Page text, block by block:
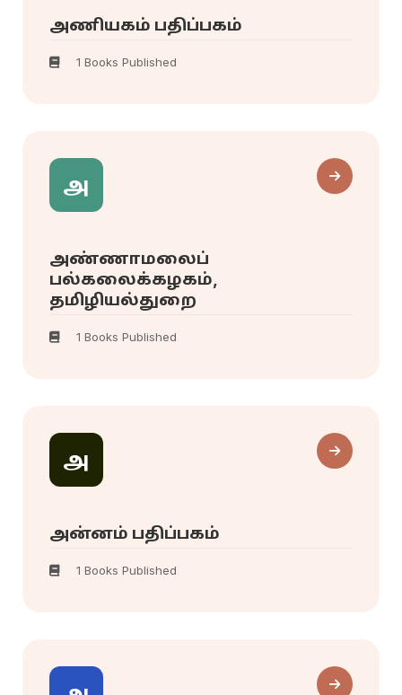
அணியகம் பதிப்பகம்
1 Books Published
அ
அண்ணாமலைப்
பல்கலைக்கழகம்,
தமிழியல்துறை
1 Books Published
அ
அன்னம் பதிப்பகம்
1 Books Published